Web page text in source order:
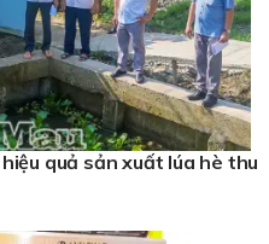
quả sản xuất lúa hè thu